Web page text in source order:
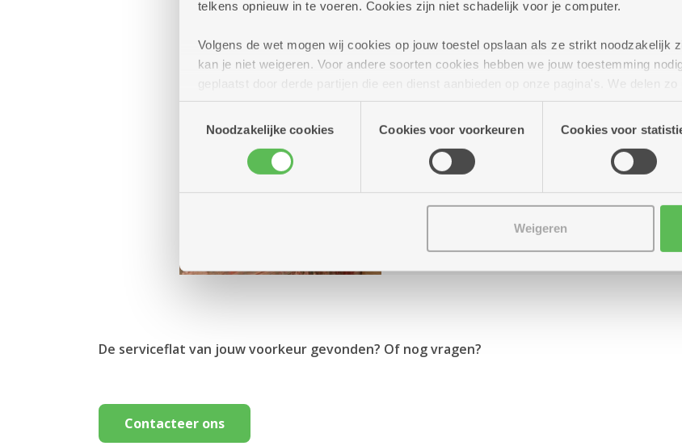
telkens opnieuw in te voeren. Cookies zijn niet schadelijk voor je computer.
Volgens de wet mogen wij cookies op jouw toestel opslaan als ze strikt noodzakelijk
kan je niet weigeren. Voor andere soorten cookies hebben we jouw toestemming
geplaatst door derde partijen die een dienst aanbieden op onze pagina's. We delen zo
(geanonimiseerd) gebruik van onze site voor social media, advertenties en analyse.
Noodzakelijke cookies
Cookies voor voorkeuren Cookies voor
Weigeren
Type 3:
slaapkamers
Huurprijs: 810,96 euro per maand (incl.
(dagprijs = 26,16 euro)
De serviceflat van jouw voorkeur gevonden? Of nog vragen?
Contacteer ons